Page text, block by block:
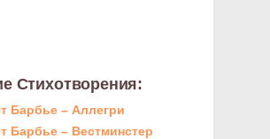
Стихотворения:
Барбье – Аллегри
Барбье – Вестминстер